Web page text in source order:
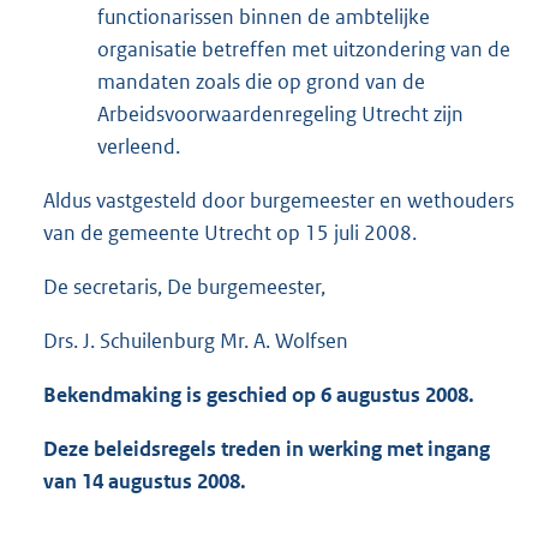
functionarissen binnen de ambtelijke
organisatie betreffen met uitzondering van de
mandaten zoals die op grond van de
Arbeidsvoorwaardenregeling Utrecht zijn
verleend.
Aldus vastgesteld door burgemeester en wethouders
van de gemeente Utrecht op 15 juli 2008.
De secretaris, De burgemeester,
Drs. J. Schuilenburg Mr. A. Wolfsen
Bekendmaking is geschied op 6 augustus 2008.
Deze beleidsregels treden in werking met ingang
van 14 augustus 2008.